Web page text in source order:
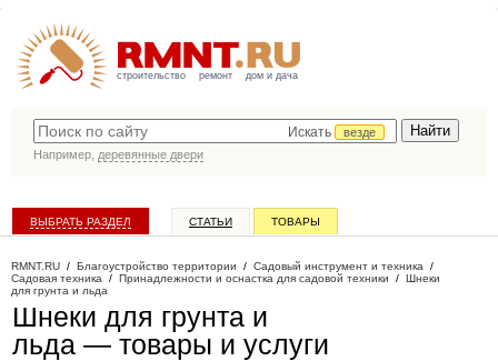
строительство ремонт дом и дача
Искать
везде
Например, деревянные двери
ВЫБРАТЬ РАЗДЕЛ СТАТЬИ ТОВАРЫ
RMNT.RU / Благоустройство территории / Садовый инструмент и техника /
Садовая техника / Принадлежности и оснастка для садовой техники / Шнеки
для грунта и льда
Шнеки для грунта и
льда — товары и услуги